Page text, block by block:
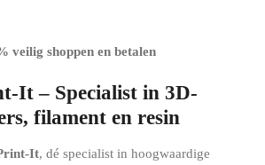
veilig shoppen en betalen
It – Specialist in 3D-
filament en resin
It, dé specialist in hoogwaardige